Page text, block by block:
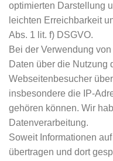
optimierten Darstellung
leichten Erreichbarkeit
Abs. 1 lit. f) DSGVO.
Bei der Verwendung
Daten über die Nutzung
Webseitenbesucher
insbesondere die IP-
gehören können. Wir
Datenverarbeitung.
Soweit Informationen
übertragen und dort